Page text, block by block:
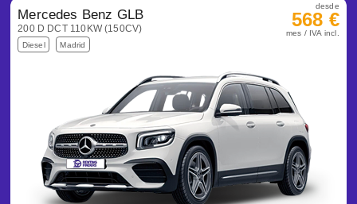
Mercedes Benz GLB
200 D DCT 110KW (150CV)
Diesel Madrid
desde
568 €
mes / IVA incl.